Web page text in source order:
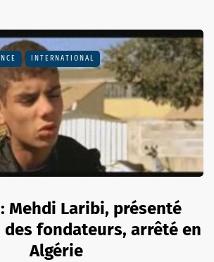
INTERNATIONAL
Mehdi Laribi, présenté
fondateurs, arrêté en
Algérie